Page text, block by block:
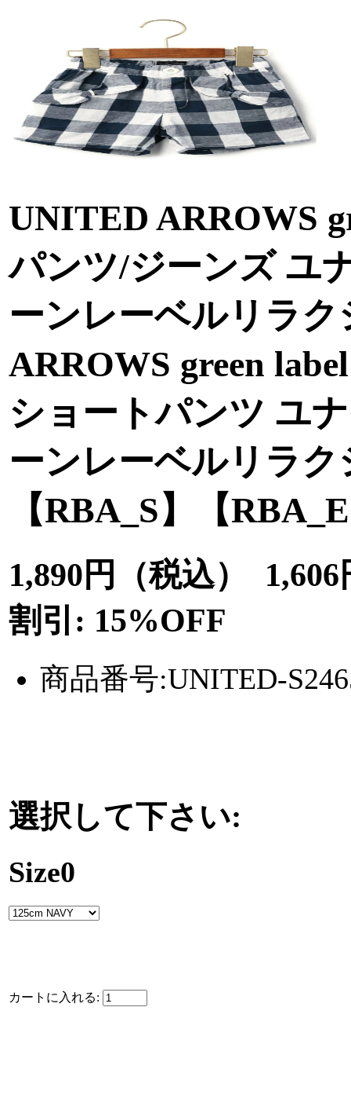
UNITED ARROWS
パンツ/ジーンズ ユ
ーンレーベルリラ
ARROWS green
ショートパンツ ユ
ーンレーベルリラ
【RBA_S】【
1,890円（税込）
割引: 15%OFF
商品番号:UNITED-
選択して下さい:
Size0
カートに入れる: